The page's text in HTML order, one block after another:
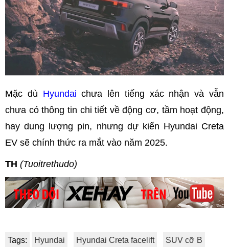
Mặc dù Hyundai chưa lên tiếng xác nhận và vẫn
chưa có thông tin chi tiết về động cơ, tầm hoạt động,
hay dung lượng pin, nhưng dự kiến Hyundai Creta
EV sẽ chính thức ra mắt vào năm 2025.
TH (Tuoitrethudo)
Tags: Hyundai Hyundai Creta facelift SUV cỡ B